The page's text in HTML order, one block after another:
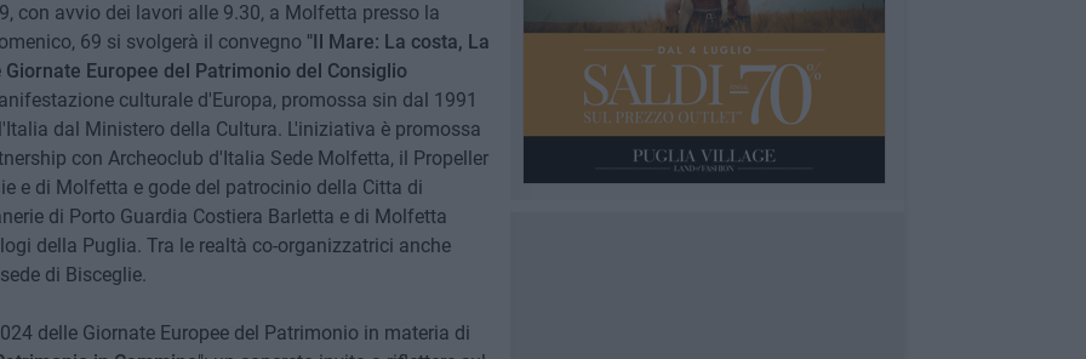
con avvio dei lavori alle 9.30, a Molfetta presso la
69 si svolgerà il convegno "Il Mare: La costa, La
Giornate Europee del Patrimonio del Consiglio
culturale d'Europa, promossa sin dal 1991
dal Ministero della Cultura. L'iniziativa è promossa
con Archeoclub d'Italia Sede Molfetta, il Propeller
e di Molfetta e gode del patrocinio della Citta di
di Porto Guardia Costiera Barletta e di Molfetta
della Puglia. Tra le realtà co-organizzatrici anche
di Bisceglie.
delle Giornate Europee del Patrimonio in materia di